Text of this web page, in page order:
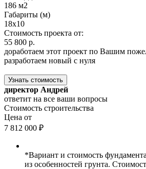
186 м2
Габариты (м)
18x10
Стоимость проекта от:
55 800 р.
доработаем этот проект по Вашим
разработаем новый с нуля
Узнать стоимость
директор Андрей
ответит на все ваши вопросы
Стоимость строительства
Цена от
7 812 000 ₽
*Вариант и стоимость
из особенностей грунта.